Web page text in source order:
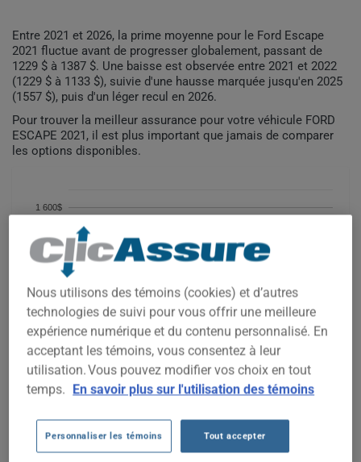
Entre 2021 et 2026, la prime moyenne pour le Ford Escape
2021 fluctue avant de progresser globalement, passant de
1229 $ à 1387 $. Une baisse est observée entre 2021 et 2022
(1229 $ à 1133 $), suivie d'une hausse marquée jusqu'en 2025
(1557 $), puis d'un léger recul en 2026.
Pour trouver la meilleur assurance pour votre véhicule FORD
ESCAPE 2021, il est plus important que jamais de comparer
les options disponibles.
1 200$
1 300$
1 500$
1 600$
Nous utilisons des témoins (cookies) et d’autres
technologies de suivi pour vous offrir une meilleure
expérience numérique et du contenu personnalisé. En
acceptant les témoins, vous consentez à leur
utilisation. Vous pouvez modifier vos choix en tout
temps. En savoir plus sur l'utilisation des témoins
Personnaliser les témoins Tout accepter